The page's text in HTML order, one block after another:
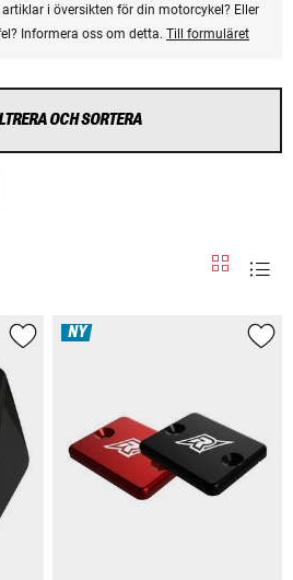
i översikten för din motorcykel? Eller
Informera oss om detta. Till formuläret
OCH SORTERA
NY